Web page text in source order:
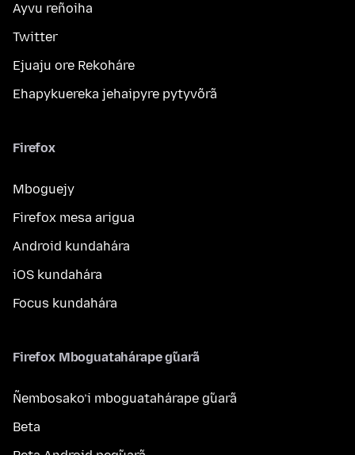
Ayvu reñoiha
Twitter
Ejuaju ore Rekoháre
Ehapykuereka jehaipyre pytyvõrã
Firefox
Mboguejy
Firefox mesa arigua
Android kundahára
iOS kundahára
Focus kundahára
Firefox Mboguatahárape g̃uarã
Ñembosako’i mboguatahárape g̃uarã
Beta